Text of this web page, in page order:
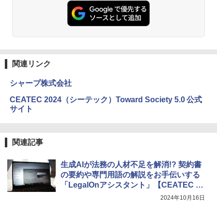
関連リンク
シャープ株式会社
CEATEC 2024（シーテック）Toward Society 5.0 公式
サイト
関連記事
生成AIが法務の人材不足を解消!? 契約書
の要約や専門用語の解説をお手伝いする
「LegalOnアシスタント」【CEATEC 20
2024年10月16日